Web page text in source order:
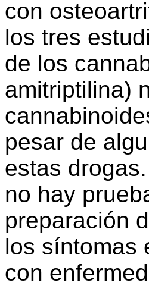
con
los tres
de los
amitriptilina)
pesar de
estas
no hay
preparación
los síntomas
con